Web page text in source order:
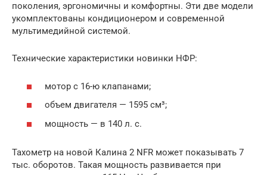
поколения, эргономичны и комфортны. Эти две модели
укомплектованы кондиционером и современной
мультимедийной системой.
Технические характеристики новинки НФР:
мотор с 16-ю клапанами;
объем двигателя — 1595 см³;
мощность — в 140 л. с.
Тахометр на новой Калина 2 NFR может показывать 7
тыс. оборотов. Такая мощность развивается при